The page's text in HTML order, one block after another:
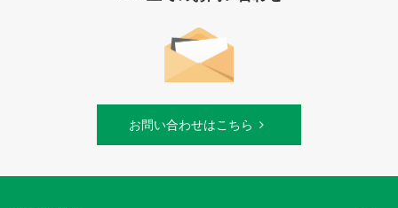
お問い合わせはこちら